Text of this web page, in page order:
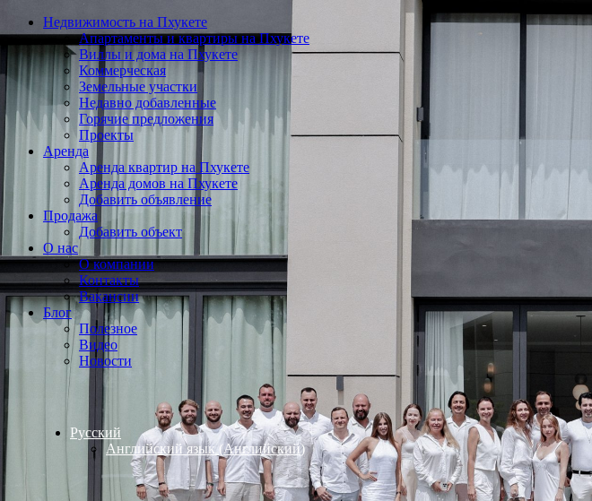
Недвижимость на Пхукете
Апартаменты и квартиры на Пхукете
Виллы и дома на Пхукете
Коммерческая
Земельные участки
Недавно добавленные
Горячие предложения
Проекты
Аренда
Аренда квартир на Пхукете
Аренда домов на Пхукете
Добавить объявление
Продажа
Добавить объект
О нас
О компании
Контакты
Вакансии
Блог
Полезное
Видео
Новости
Русский
Английский язык (Английский)